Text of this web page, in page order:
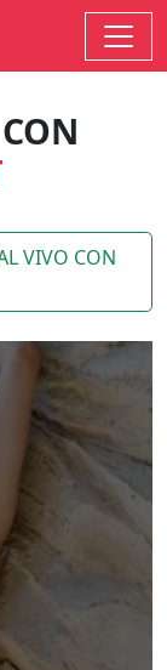
VIVO CON